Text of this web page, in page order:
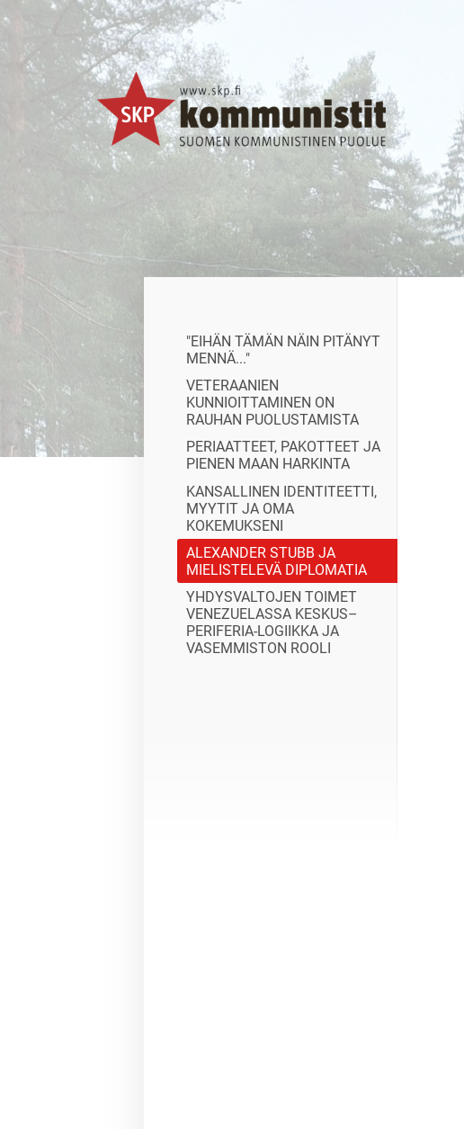
sivun
sisältöön
SKP Jyväskylä
"EIHÄN TÄMÄN NÄIN PITÄNYT
MENNÄ..."
VETERAANIEN
KUNNIOITTAMINEN ON
RAUHAN PUOLUSTAMISTA
PERIAATTEET, PAKOTTEET JA
PIENEN MAAN HARKINTA
KANSALLINEN IDENTITEETTI,
MYYTIT JA OMA
KOKEMUKSENI
ALEXANDER STUBB JA
MIELISTELEVÄ DIPLOMATIA
YHDYSVALTOJEN TOIMET
VENEZUELASSA KESKUS–
PERIFERIA-LOGIIKKA JA
VASEMMISTON ROOLI